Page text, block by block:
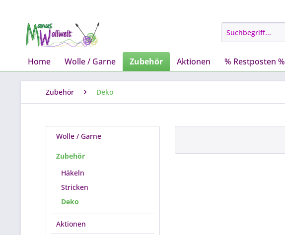
Home Wolle / Garne Zubehör Aktionen % Restposten %
Zubehör Deko
Wolle / Garne
Zubehör
Häkeln
Stricken
Deko
Aktionen